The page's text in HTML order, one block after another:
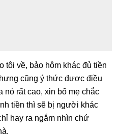
tôi về, bảo hôm khác đủ tiền
cũng ý thức được điều
nó rất cao, xin bố mẹ chắc
tiền thì sẽ bị người khác
hay ra ngắm nhìn chứ